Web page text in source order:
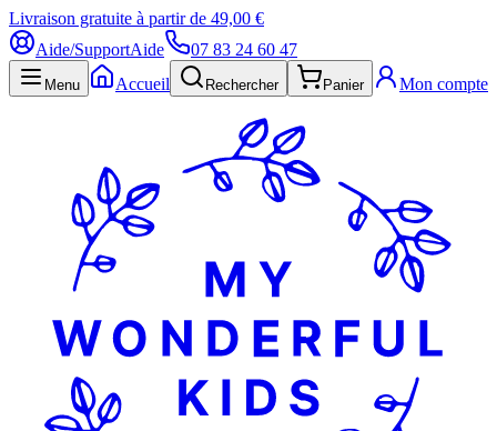
Livraison gratuite à partir de 49,00 €
Aide/SupportAide 07 83 24 60 47
Menu Accueil Rechercher Panier Mon compte